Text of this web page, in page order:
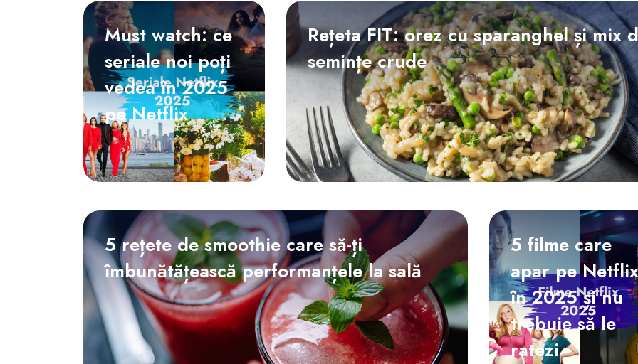
FunOne
Must watch: ce
seriale noi poți
vedea în 2025
pe Netflix
Rețeta FIT: orez cu sparanghel și mix
semințe crude
5 rețete de smoothie care să-ți
îmbunătățească performanțele la sală
5 filme care
apar pe Netflix
în 2025 și nu
trebuie să le
ratezi